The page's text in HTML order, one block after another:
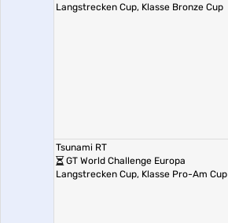
Langstrecken Cup, Klasse Bronze Cup
Tsunami RT
GT World Challenge Europa
Langstrecken Cup, Klasse Pro-Am Cup